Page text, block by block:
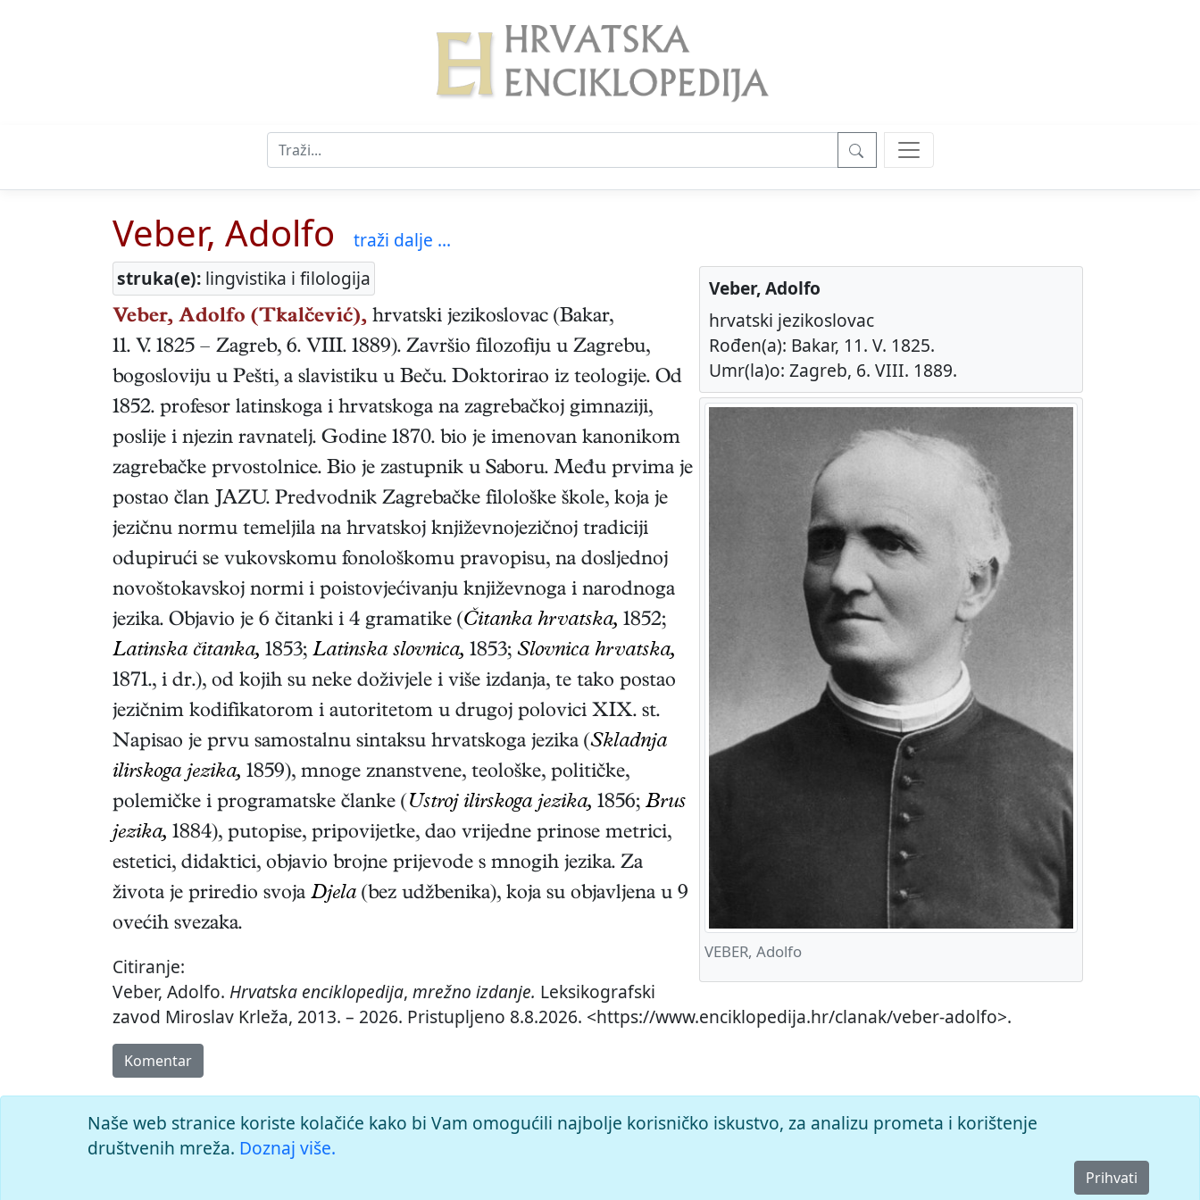
Veber, Adolfo
traži dalje ...
struka(e): lingvistika i filologija
Veber, Adolfo
hrvatski jezikoslovac
Rođen(a): Bakar, 11. V. 1825.
Umr(la)o: Zagreb, 6. VIII. 1889.
VEBER, Adolfo
Veber, Adolfo (Tkalčević), hrvatski jezikoslovac (Bakar,
11. V. 1825 – Zagreb, 6. VIII. 1889). Završio filozofiju u Zagrebu,
bogosloviju u Pešti, a slavistiku u Beču. Doktorirao iz teologije. Od
1852. profesor latinskoga i hrvatskoga na zagrebačkoj gimnaziji,
poslije i njezin ravnatelj. Godine 1870. bio je imenovan kanonikom
zagrebačke prvostolnice. Bio je zastupnik u Saboru. Među prvima je
postao član JAZU. Predvodnik Zagrebačke filološke škole, koja je
jezičnu normu temeljila na hrvatskoj književnojezičnoj tradiciji
odupirući se vukovskomu fonološkomu pravopisu, na dosljednoj
novoštokavskoj normi i poistovjećivanju književnoga i narodnoga
jezika. Objavio je 6 čitanki i 4 gramatike (Čitanka hrvatska, 1852;
Latinska čitanka, 1853; Latinska slovnica, 1853; Slovnica hrvatska,
1871., i dr.), od kojih su neke doživjele i više izdanja, te tako postao
jezičnim kodifikatorom i autoritetom u drugoj polovici XIX. st.
Napisao je prvu samostalnu sintaksu hrvatskoga jezika (Skladnja
ilirskoga jezika, 1859), mnoge znanstvene, teološke, političke,
polemičke i programatske članke ( Ustroj ilirskoga jezika, 1856; Brus
jezika, 1884), putopise, pripovijetke, dao vrijedne prinose metrici,
estetici, didaktici, objavio brojne prijevode s mnogih jezika. Za
života je priredio svoja Djela (bez udžbenika), koja su objavljena u 9
ovećih svezaka.
Citiranje:
Veber, Adolfo. Hrvatska enciklopedija, mrežno izdanje. Leksikografski
zavod Miroslav Krleža, 2013. – 2026. Pristupljeno 8.8.2026. <https://www.enciklopedija.hr/clanak/veber-adolfo>.
Komentar
Naše web stranice koriste kolačiće kako bi Vam omogućili najbolje korisničko iskustvo, za analizu prometa i korištenje
društvenih mreža. Doznaj više.
Prihvati